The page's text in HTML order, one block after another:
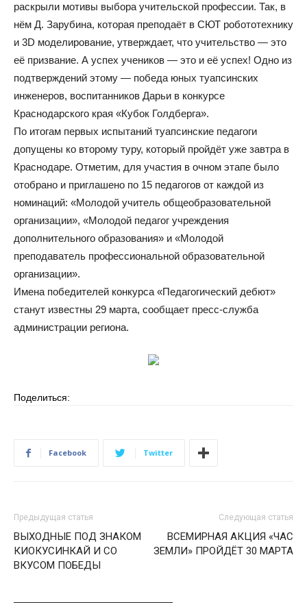
раскрыли мотивы выбора учительской профессии. Так, в
нём Д. Зарубина, которая преподаёт в СЮТ робототехнику
и 3D моделирование, утверждает, что учительство — это
её призвание. А успех учеников — это и её успех! Одно из
подтверждений этому — победа юных туапсинских
инженеров, воспитанников Дарьи в конкурсе
Краснодарского края «Кубок Голдберга».
По итогам первых испытаний туапсинские педагоги
допущены ко второму туру, который пройдёт уже завтра в
Краснодаре. Отметим, для участия в очном этапе было
отобрано и приглашено по 15 педагогов от каждой из
номинаций: «Молодой учитель общеобразовательной
организации», «Молодой педагог учреждения
дополнительного образования» и «Молодой
преподаватель профессиональной образовательной
организации».
Имена победителей конкурса «Педагогический дебют»
станут известны 29 марта, сообщает пресс-служба
администрации региона.
Поделиться:
Facebook Twitter
Предыдущая статья
ВЫХОДНЫЕ ПОД ЗНАКОМ
КИОКУСИНКАЙ И СО
ВКУСОМ ПОБЕДЫ
Следующая статья
ВСЕМИРНАЯ АКЦИЯ «ЧАС
ЗЕМЛИ» ПРОЙДЁТ 30 МАРТА